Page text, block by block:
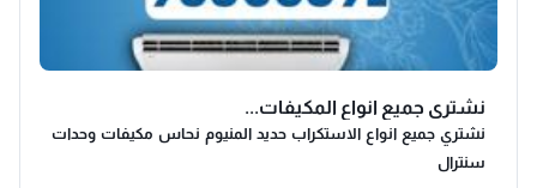
نشتري جميع انواع المكيفات...
نشتري جميع انواع الاستكراب حديد المنيوم نحاس مكيفات وحدات
سنترال